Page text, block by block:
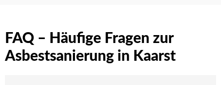
FAQ – Häufige Fragen zur
Asbestsanierung in Kaarst